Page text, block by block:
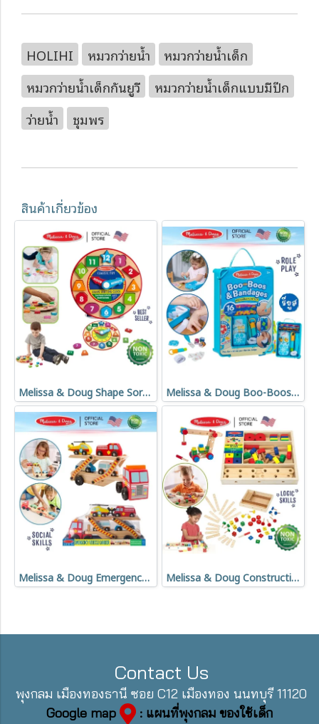
HOLIHI หมวกว่ายน้ำ
หมวกว่ายน้ำเด็ก
หมวกว่ายน้ำเด็กกันยูวี
หมวกว่ายน้ำเด็กแบบมีปีก
ว่ายน้ำ
ชุมพร
สินค้าเกี่ยวข้อง
Melissa & Doug Shape Sorting Clock รุ่น 8593 นาฬิกาไม้สอนเวลา พัซเซิลแยกรูปทรง เข็มนาฬิกาหมุนได้ Melissa & Doug Boo-Boos & Bandages Reusable Play Set รุ่น 50167 ชุดคุณหมอ ทำแผล พลาสเตอร์ ของเล่นปฐมพยาบาล พร้อมกล่องเก็บ
Melissa & Doug Emergency Vehicle Carrier รุ่น 4610 ชุดรถบรรทุกขนรถกู้ภัย พร้อมรถฉุกเฉินไม้ 4 คัน Melissa & Doug Construction Set in a Box รุ่น 5151 ชุดเครื่องมือช่างไม้ ของเล่น STEM ขันน็อต ต่อประกอบ 48 ชิ้น
Contact Us
พุงกลม เมืองทองธานี ซอย C12 เมืองทอง นนทบุรี 11120
Google map
: แผนที่พุงกลม ของใช้เด็ก